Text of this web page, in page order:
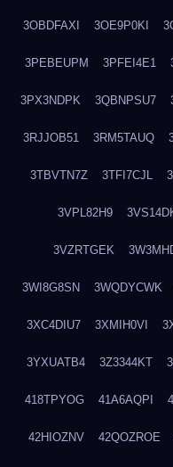
3OBDFAXI 3OE9P0KI
3PEBEUPM 3PFEI4E1
3PX3NDPK 3QBNPSU7
3RJJOB51 3RM5TAUQ
3TBVTN7Z 3TFI7CJL
3VPL82H9
3VZRTGEK
3WI8G8SN 3WQDYCWK
3XC4DIU7 3XMIH0VI
3YXUATB4 3Z3344KT
418TPYOG 41A6AQPI
42HIOZNV 42QOZROE